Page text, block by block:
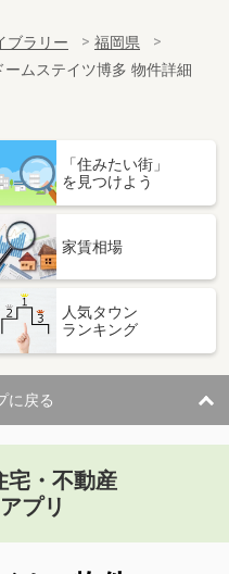
ブラリー
福岡県
ームステイツ博多 物件詳細
「住みたい街」
を見つけよう
家賃相場
人気タウン
ランキング
に戻る
宅・不動産
アプリ